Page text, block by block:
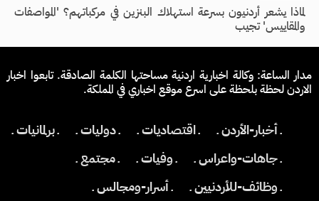
لماذا يشعر أردنيون بسرعة استهلاك البنزين في مركباتهم؟ 'المواصفات
والمقاييس' تجيب
مدار الساعة: وكالة اخبارية اردنية مساحتها الكلمة الصادقة. تابعوا اخبار
الاردن لحظة بلحظة على اسرع موقع اخباري في المملكة.
ـ أخبار-الأردن ـ ـ اقتصاديات ـ ـ دوليات ـ
ـ برلمانيات ـ
ـ جاهات-واعراس ـ
ـ وفيات ـ
ـ مجتمع ـ
ـ وظائف-للأردنيين ـ
ـ أسرار-ومجالس ـ